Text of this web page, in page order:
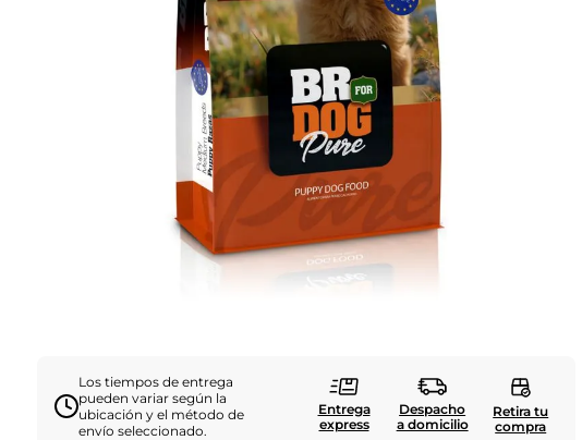
Los tiempos de entrega
pueden variar según la
ubicación y el método de
envío seleccionado.
Entrega
express
Despacho
a domicilio
Retira tu
compra